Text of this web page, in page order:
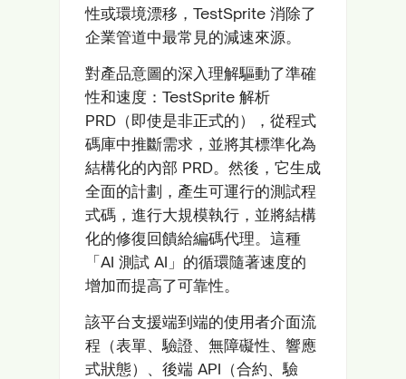
性或環境漂移，TestSprite 消除了
企業管道中最常見的減速來源。
對產品意圖的深入理解驅動了準確
性和速度：TestSprite 解析
PRD（即使是非正式的），從程式
碼庫中推斷需求，並將其標準化為
結構化的內部 PRD。然後，它生成
全面的計劃，產生可運行的測試程
式碼，進行大規模執行，並將結構
化的修復回饋給編碼代理。這種
「AI 測試 AI」的循環隨著速度的
增加而提高了可靠性。
該平台支援端到端的使用者介面流
程（表單、驗證、無障礙性、響應
式狀態）、後端 API（合約、驗